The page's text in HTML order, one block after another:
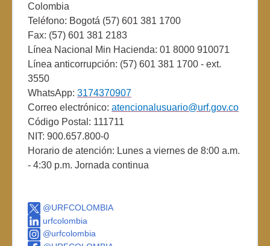
Colombia
Teléfono: Bogotá (57) 601 381 1700
Fax: (57) 601 381 2183
Línea Nacional Min Hacienda: 01 8000 910071
Línea anticorrupción: (57) 601 381 1700 - ext.
3550
WhatsApp: 3174370907
Correo electrónico: atencionalusuario@urf.gov.co
Código Postal: 111711
NIT: 900.657.800-0
Horario de atención: Lunes a viernes de 8:00 a.m.
- 4:30 p.m. Jornada continua
@URFCOLOMBIA
urfcolombia
@urfcolombia